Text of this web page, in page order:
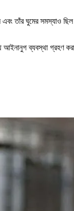
তাঁর ঘুমের সমস্যাও
আইনানুগ ব্যবস্থা গ্রহণ